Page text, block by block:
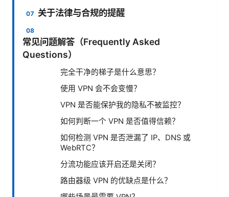
关于法律与合规的提醒
常见问题解答（Frequently Asked
Questions）
完全干净的梯子是什么意思？
使用 VPN 会不会变慢？
VPN 是否能保护我的隐私不被监控？
如何判断一个 VPN 是否值得信赖？
如何检测 VPN 是否泄漏了 IP、DNS 或
WebRTC？
分流功能应该开启还是关闭？
路由器级 VPN 的优缺点是什么？